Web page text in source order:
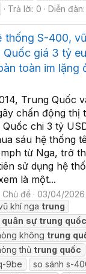
Trả lời: 0 Diễn đàn:
thống S-400,
Quốc giá 3 tỷ
toàn im lặng
Trung Quốc
chấn động thị
chi 3 tỷ
sáu hệ thống
từ Nga, trở
sử dụng hệ
là một...
Chủ đề
03/04/2026
khí nga trung
quân sự trung quốc
không trung
thủ trung quốc
9be
so sánh s-